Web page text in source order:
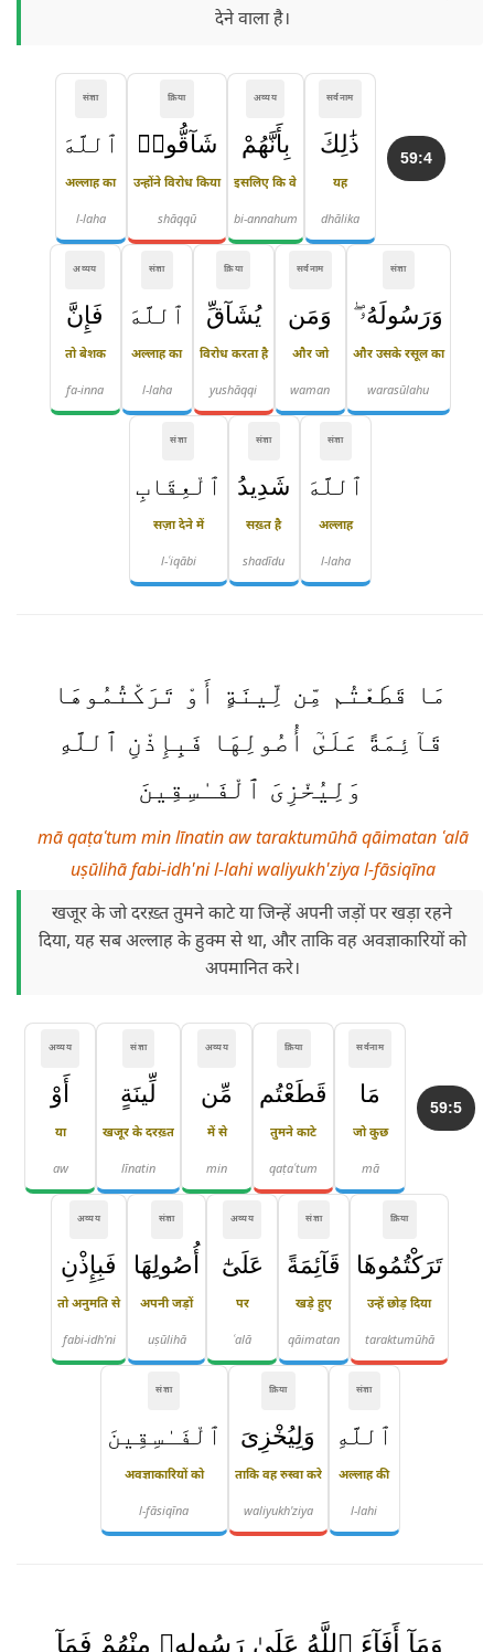
देने वाला है।
59:4
सर्वनाम
ذَٰلِكَ
यह
dhālika
अव्यय
بِأَنَّهُمْ
इसलिए कि वे
bi-annahum
क्रिया
شَآقُّوا۟
उन्होंने विरोध किया
shāqqū
संज्ञा
ٱللَّهَ
अल्लाह का
l-laha
संज्ञा
وَرَسُولَهُۥ ۖ
और उसके रसूल का
warasūlahu
सर्वनाम
وَمَن
और जो
waman
क्रिया
يُشَآقِّ
विरोध करता है
yushāqqi
संज्ञा
ٱللَّهَ
अल्लाह का
l-laha
अव्यय
فَإِنَّ
तो बेशक
fa-inna
संज्ञा
ٱللَّهَ
अल्लाह
l-laha
संज्ञा
شَدِيدُ
सख़्त है
shadīdu
संज्ञा
ٱلْعِقَابِ
सज़ा देने में
l-ʿiqābi
مَا قَطَعْتُم مِّن لِّينَةٍ أَوْ تَرَكْتُمُوهَا
قَآئِمَةً عَلَىٰٓ أُصُولِهَا فَبِإِذْنِ ٱللَّهِ
وَلِيُخْزِىَ ٱلْفَـٰسِقِينَ
mā qaṭaʿtum min līnatin aw taraktumūhā qāimatan ʿalā
uṣūlihā fabi-idh'ni l-lahi waliyukh'ziya l-fāsiqīna
खजूर के जो दरख़्त तुमने काटे या जिन्हें अपनी जड़ों पर खड़ा रहने
दिया, यह सब अल्लाह के हुक्म से था, और ताकि वह अवज्ञाकारियों को
अपमानित करे।
59:5
सर्वनाम
مَا
जो कुछ
mā
क्रिया
قَطَعْتُم
तुमने काटे
qaṭaʿtum
अव्यय
مِّن
में से
min
संज्ञा
لِّينَةٍ
खजूर के दरख़्त
līnatin
अव्यय
أَوْ
या
aw
क्रिया
تَرَكْتُمُوهَا
उन्हें छोड़ दिया
taraktumūhā
संज्ञा
قَآئِمَةً
खड़े हुए
qāimatan
अव्यय
عَلَىٰٓ
पर
ʿalā
संज्ञा
أُصُولِهَا
अपनी जड़ों
uṣūlihā
अव्यय
فَبِإِذْنِ
तो अनुमति से
fabi-idh'ni
संज्ञा
ٱللَّهِ
अल्लाह की
l-lahi
क्रिया
وَلِيُخْزِىَ
ताकि वह रुस्वा करे
waliyukh'ziya
संज्ञा
ٱلْفَـٰسِقِينَ
अवज्ञाकारियों को
l-fāsiqīna
وَمَآ أَفَآءَ ٱللَّهُ عَلَىٰ رَسُولِهِۦ مِنْهُمْ فَمَآ